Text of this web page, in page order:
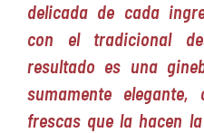
delicada de cada
con el tradicional
resultado es una
sumamente
frescas que la hacen